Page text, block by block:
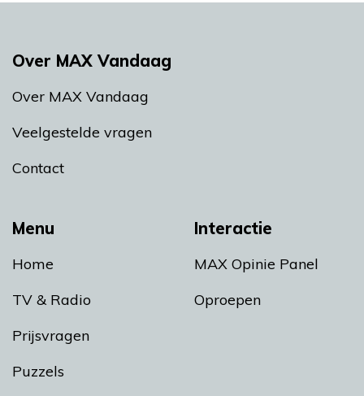
Menu
Home
TV & Radio
Prijsvragen
Puzzels
Interactie
MAX Opinie Panel
Oproepen
Over MAX Vandaag
Over MAX Vandaag
Veelgestelde vragen
Contact